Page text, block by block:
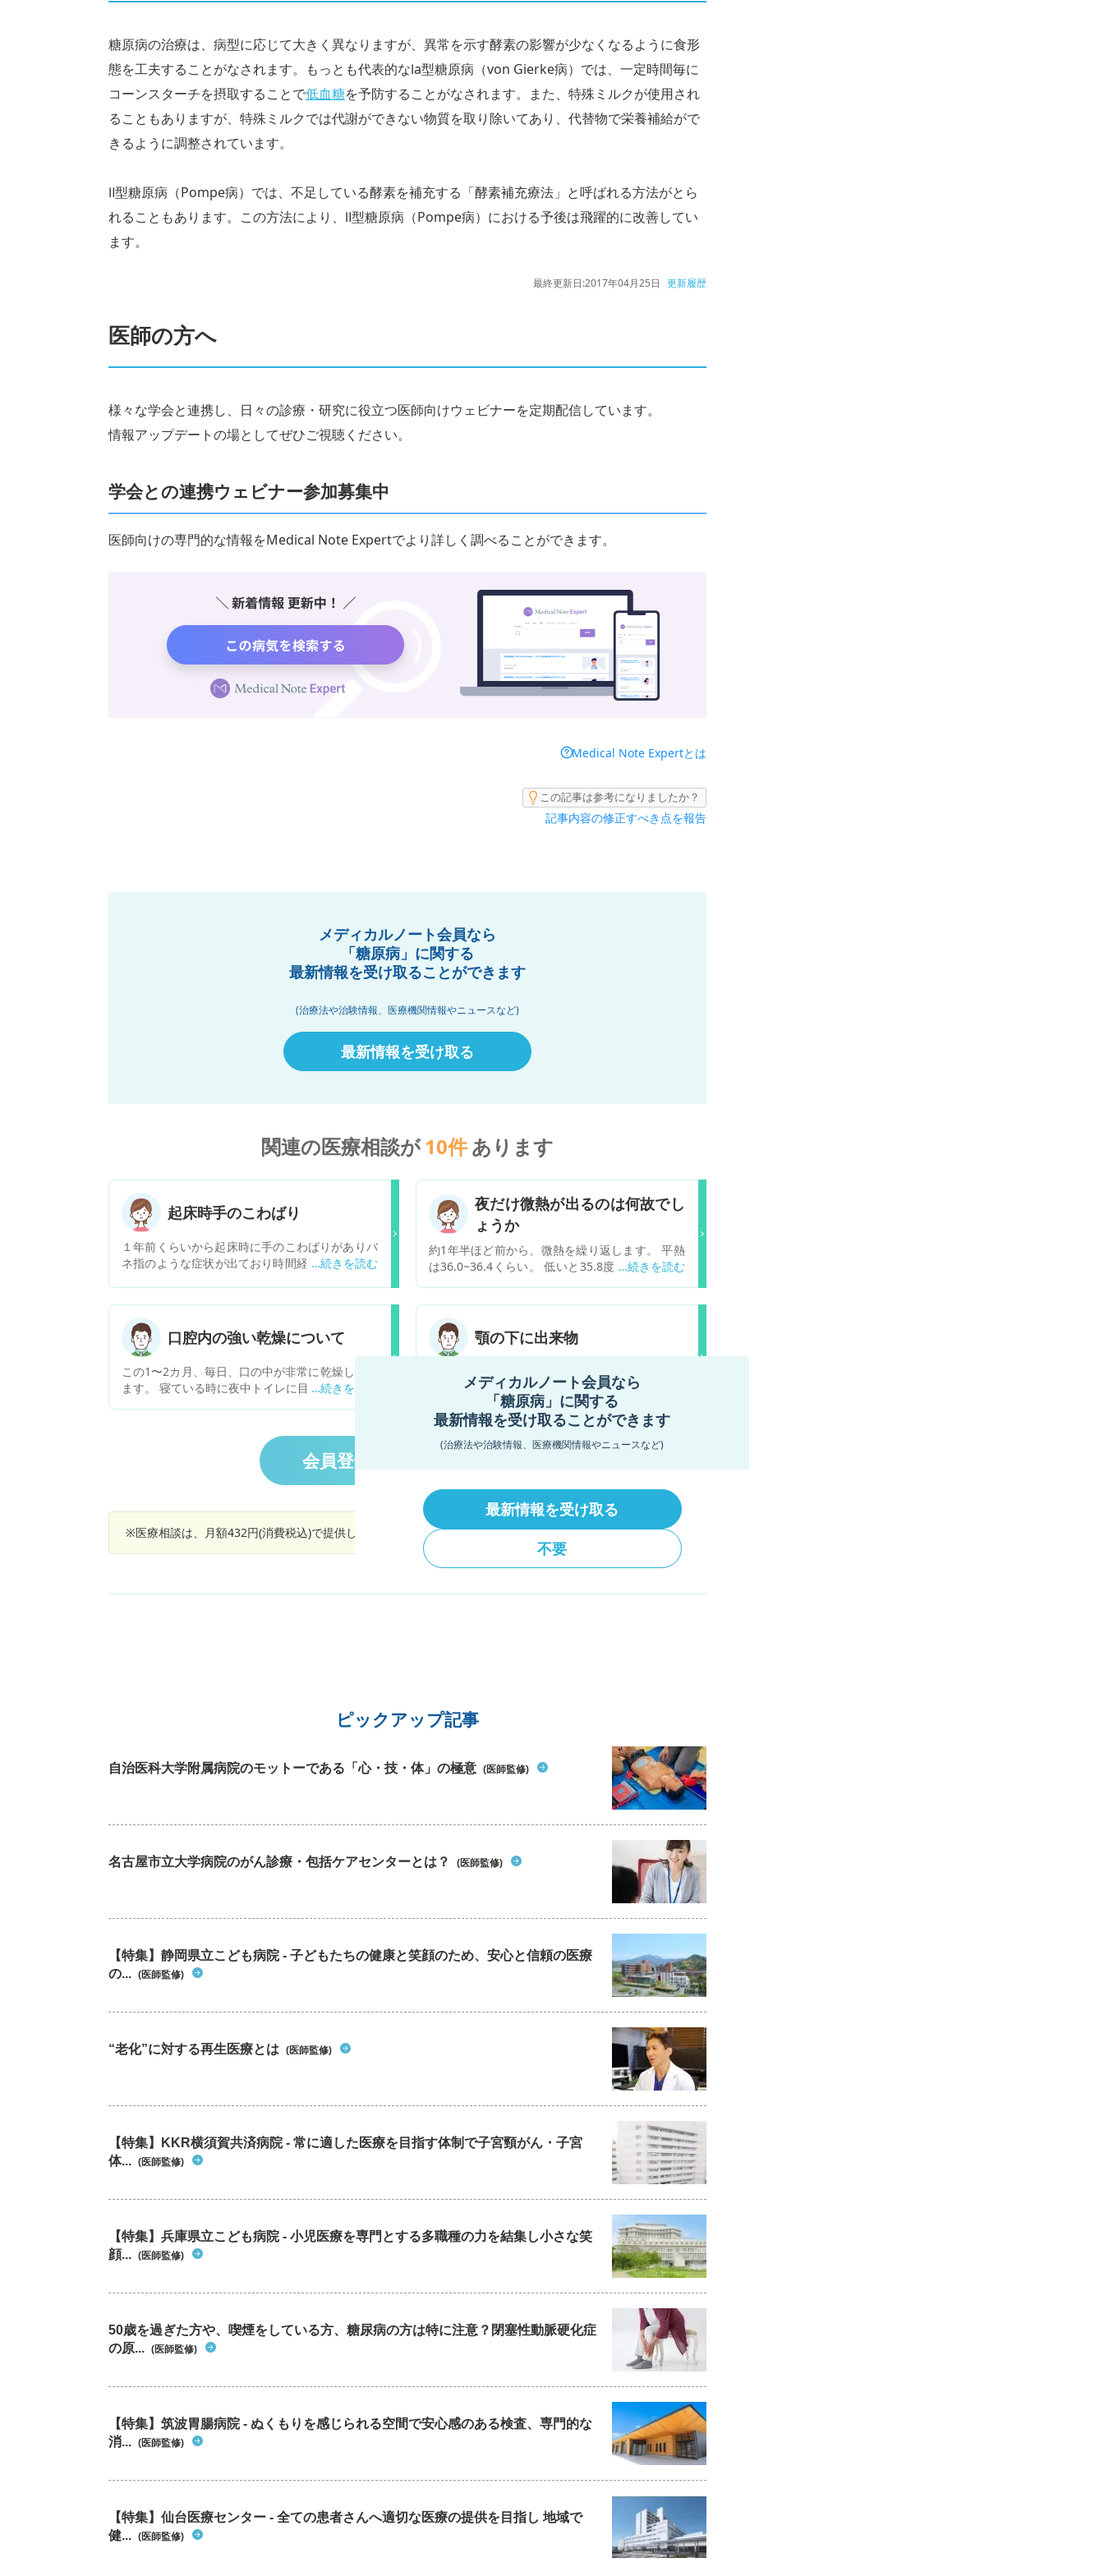
メディカルノート会員なら
「糖原病」に関する
最新情報を受け取ることができます
(治療法や治験情報、医療機関情報やニュースなど)
最新情報を受け取る
不要
糖原病の治療は、病型に応じて大きく異なりますが、異常を示す酵素の影響が少なくなるように食形
態を工夫することがなされます。もっとも代表的なⅠa型糖原病（von Gierke病）では、一定時間毎に
コーンスターチを摂取することで低血糖を予防することがなされます。また、特殊ミルクが使用され
ることもありますが、特殊ミルクでは代謝ができない物質を取り除いてあり、代替物で栄養補給がで
きるように調整されています。
Ⅱ型糖原病（Pompe病）では、不足している酵素を補充する「酵素補充療法」と呼ばれる方法がとら
れることもあります。この方法により、Ⅱ型糖原病（Pompe病）における予後は飛躍的に改善してい
ます。
最終更新日:2017年04月25日 更新履歴
医師の方へ
様々な学会と連携し、日々の診療・研究に役立つ医師向けウェビナーを定期配信しています。
情報アップデートの場としてぜひご視聴ください。
学会との連携ウェビナー参加募集中
医師向けの専門的な情報をMedical Note Expertでより詳しく調べることができます。
Medical Note Expertとは
この記事は参考になりましたか？
記事内容の修正すべき点を報告
メディカルノート会員なら
「糖原病」に関する
最新情報を受け取ることができます
(治療法や治験情報、医療機関情報やニュースなど)
最新情報を受け取る
関連の医療相談が10件あります
起床時手のこわばり
１年前くらいから起床時に手のこわばりがありバ
ネ指のような症状が出ており時間経過で改善され
きに痛みが出ます。指の腫れなどは無いです。家
族に膠原病を患っている人がいます。 リウマチと
か膠原病の検査をした方がいいでしょうか？年齢
的なものでしょうか？長時間PCをするため腱鞘炎
などでしょうか？
夜だけ微熱が出るのは何故でし
ょうか
約1年半ほど前から、微熱を繰り返します。 平熱
は36.0~36.4くらい。 低いと35.8度くらいです。
夜に微熱が出ることが多く、1ヶ月間繰り返した
り、数日繰り返したり、バラバラです。 周期的な
もの(生理前とか)も考えられるかと思いますが、
方〜夜のみ37.5度になることが多く、困っていま
す。今回は生理予定2週間前くらいですので、周
期的なものも関係しているかもしれません。 ・頭
痛 ・熱っぽい ・体がだるい(風邪の時の体の重さ)
・咳や鼻水、喉の痛みなし ・翌朝に持ち越すこと
関節痛があり、年々場所が増えて全身の関節痛も
あります。 そちらと関係する可能性はあります
か？ 人の体温は、夕方頃にかけて最も高くなりま
すよね？体温が多少上がるのは当然のことと思い
ますが、この場合は心配いらないでしょうか？ よ
口腔内の強い乾燥について
この1〜2カ月、毎日、口の中が非常に乾燥してい
ます。 寝ている時に夜中トイレに目覚めた際、朝
覚めると唾液はなく、口の中が乾燥でパサパサし
て上顎が貼り付いて、開きづらい状態です。 乾
燥した時に舌を観察しても、色や形、白色状態は
以前と変わりません。 これまで経験したことのな
状態は自分では観察出来ません。 目が覚めた際、
夜中であってもお湯を飲んでいますが、再び目覚
顎の下に出来物
ここ二ヶ月程度左顎の下に出来物のようなものを
手で触ることで確認。地元の耳鼻科にかかりまし
た。 お医者様は触診では特に異常はなく、顎の下
にゼリーを当てて画像を見せてくださいました。
おそらく唾液腺？、下顎腺？で特に腫瘍は認めら
れないとのことでした。 現在も顎の下でそれらし
ものでしょうか。 色々調べてみると不安が出てき
ます。大変恐れ入りますが、ご意見頂けますと幸
いです。 よろしくお願いします。
会員登録して医療相談する
※医療相談は、月額432円(消費税込)で提供しております。有料会員登録で月に何度でも相談可能です。
ピックアップ記事
自治医科大学附属病院のモットーである「心・技・体」の極意 (医師監修)
名古屋市立大学病院のがん診療・包括ケアセンターとは？ (医師監修)
【特集】静岡県立こども病院 - 子どもたちの健康と笑顔のため、安心と信頼の医療
の... (医師監修)
“老化”に対する再生医療とは (医師監修)
【特集】KKR横須賀共済病院 - 常に適した医療を目指す体制で子宮頸がん・子宮
体... (医師監修)
【特集】兵庫県立こども病院 - 小児医療を専門とする多職種の力を結集し小さな笑
顔... (医師監修)
50歳を過ぎた方や、喫煙をしている方、糖尿病の方は特に注意？閉塞性動脈硬化症
の原... (医師監修)
【特集】筑波胃腸病院 - ぬくもりを感じられる空間で安心感のある検査、専門的な
消... (医師監修)
【特集】仙台医療センター - 全ての患者さんへ適切な医療の提供を目指し 地域で
健... (医師監修)